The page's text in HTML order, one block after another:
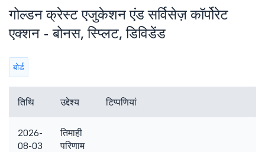
गोल्डन क्रेस्ट एजुकेशन एंड सर्विसेज़ कॉर्पोरेट
एक्शन - बोनस, स्प्लिट, डिविडेंड
बोर्ड
तिथि उद्देश्य टिप्पणियां
2026-
08-03
तिमाही
परिणाम